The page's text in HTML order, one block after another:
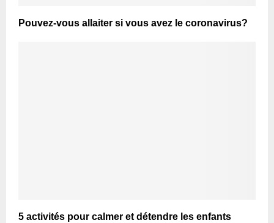
Pouvez-vous allaiter si vous avez le coronavirus?
5 activités pour calmer et détendre les enfants